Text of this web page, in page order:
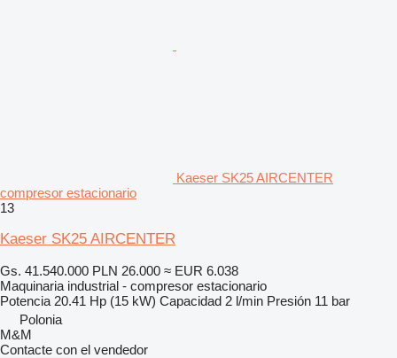
Kaeser SK25 AIRCENTER
compresor estacionario
13
Kaeser SK25 AIRCENTER
Gs. 41.540.000 PLN 26.000 ≈ EUR 6.038
Maquinaria industrial - compresor estacionario
Potencia 20.41 Hp (15 kW) Capacidad 2 l/min Presión 11 bar
Polonia
M&M
Contacte con el vendedor